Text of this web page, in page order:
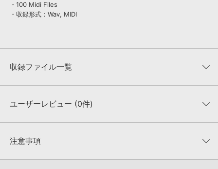
・100 Midi Files
・収録形式：Wav, MIDI
収録ファイル一覧
収録ファイル一覧
ユーザーレビュー (0件)
★★★★★
注意事項